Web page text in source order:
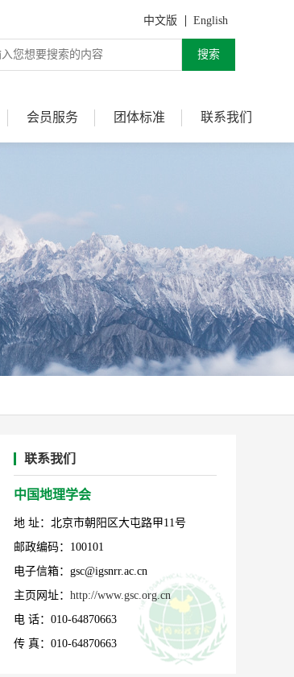
English
中文版
搜索
会员服务 团体标准 联系我们
联系我们
中国地理学会
地 址：北京市朝阳区大屯路甲11号
邮政编码：100101
电子信箱：gsc@igsnrr.ac.cn
主页网址： http://www.gsc.org.cn
电 话：010-64870663
传 真：010-64870663